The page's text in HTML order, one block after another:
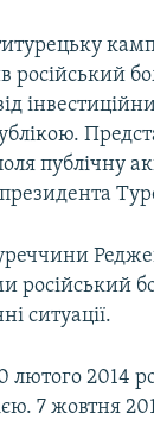
російський
публічну
російський
ситуації.
лютого 2014
7 жовтня